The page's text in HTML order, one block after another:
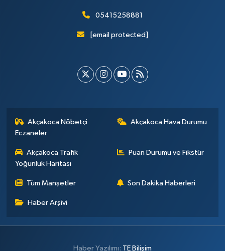
05415258881
[email protected]
Akçakoca Nöbetçi
Eczaneler
Akçakoca Hava Durumu
Akçakoca Trafik
Yoğunluk Haritası
Puan Durumu ve Fikstür
Tüm Manşetler Son Dakika Haberleri
Haber Arşivi
Haber Yazılımı: TE Bilişim